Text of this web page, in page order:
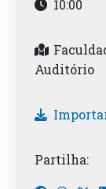
10:00
Auditório
Partilha: